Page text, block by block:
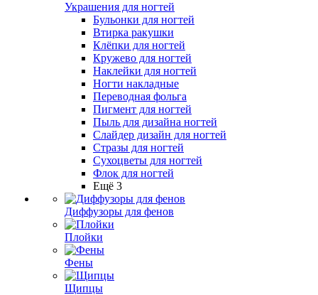
Украшения для ногтей
Бульонки для ногтей
Втирка ракушки
Клёпки для ногтей
Кружево для ногтей
Наклейки для ногтей
Ногти накладные
Переводная фольга
Пигмент для ногтей
Пыль для дизайна ногтей
Слайдер дизайн для ногтей
Стразы для ногтей
Сухоцветы для ногтей
Флок для ногтей
Ещё 3
Диффузоры для фенов
Плойки
Фены
Щипцы